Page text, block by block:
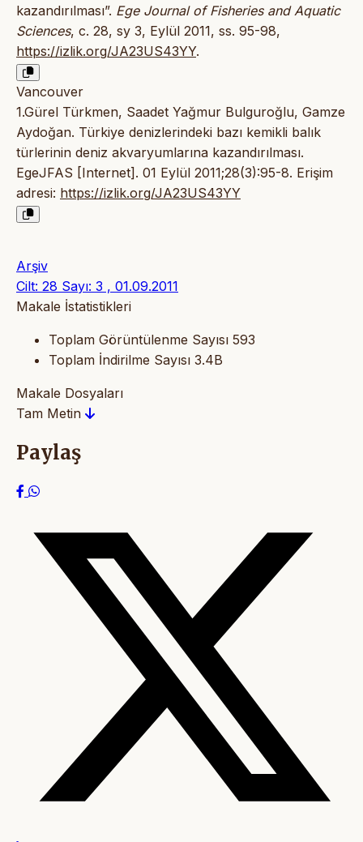
kazandırılması”. Ege Journal of Fisheries and Aquatic
Sciences, c. 28, sy 3, Eylül 2011, ss. 95-98,
https://izlik.org/JA23US43YY.
Vancouver
1.Gürel Türkmen, Saadet Yağmur Bulguroğlu, Gamze
Aydoğan. Türkiye denizlerindeki bazı kemikli balık
türlerinin deniz akvaryumlarına kazandırılması.
EgeJFAS [Internet]. 01 Eylül 2011;28(3):95-8. Erişim
adresi: https://izlik.org/JA23US43YY
Arşiv
Cilt: 28 Sayı: 3 , 01.09.2011
Makale İstatistikleri
Toplam Görüntülenme Sayısı 593
Toplam İndirilme Sayısı 3.4B
Makale Dosyaları
Tam Metin
Paylaş